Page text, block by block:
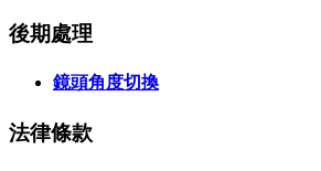
後期處理
鏡頭角度切換
法律條款